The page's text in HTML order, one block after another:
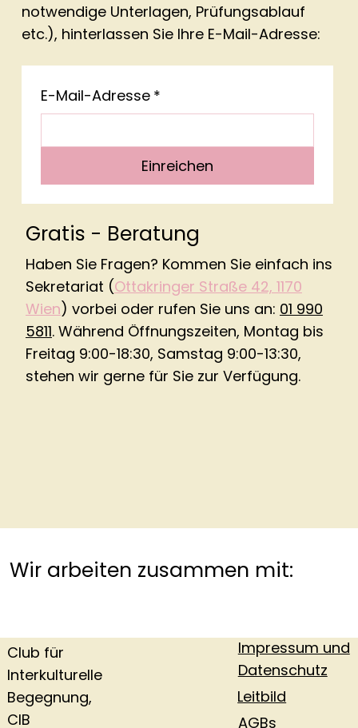
notwendige Unterlagen, Prüfungsablauf
etc.), hinterlassen Sie Ihre E-Mail-Adresse:
E-Mail-Adresse *
Einreichen
Gratis - Beratung
Haben Sie Fragen? Kommen Sie einfach ins
Sekretariat (Ottakringer Straße 42, 1170
Wien) vorbei oder rufen Sie uns an: 01 990
5811. Während Öffnungszeiten, Montag bis
Freitag 9:00-18:30, Samstag 9:00-13:30,
stehen wir gerne für Sie zur Verfügung.
Wir arbeiten zusammen mit:
Club für
Interkulturelle
Begegnung,
CIB
Impressum und
Datenschutz
Leitbild
AGBs